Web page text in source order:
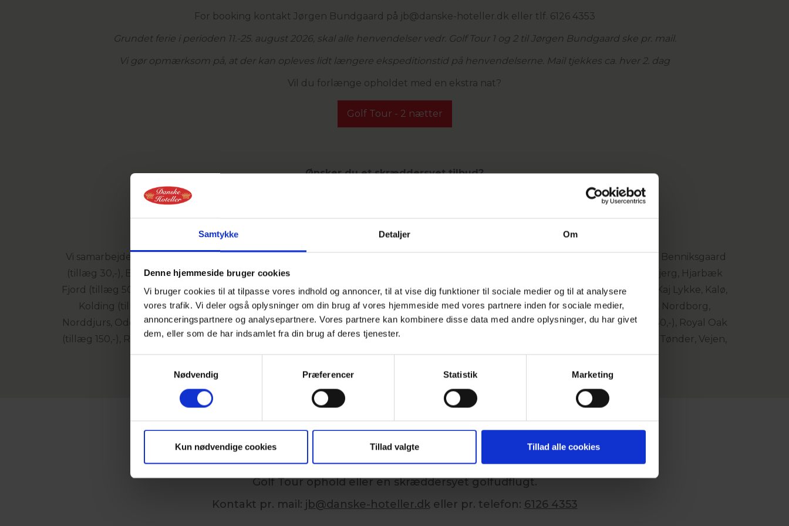
Samtykke Detaljer Om
Denne hjemmeside bruger cookies
Vi bruger cookies til at tilpasse vores indhold og annoncer, til at vise dig funktioner til sociale medier og til at analysere
vores trafik. Vi deler også oplysninger om din brug af vores hjemmeside med vores partnere inden for sociale medier,
annonceringspartnere og analysepartnere. Vores partnere kan kombinere disse data med andre oplysninger, du har givet
dem, eller som de har indsamlet fra din brug af deres tjenester.
Nødvendig
Præferencer Statistik Marketing
Kun nødvendige cookies Tillad valgte Tillad alle cookies
For booking kontakt Jørgen Bundgaard på jb@danske-hoteller.dk eller tlf. 6126 4353
Grundet ferie i perioden 11.-25. august 2026, skal alle henvendelser vedr. Golf Tour 1 og 2 til Jørgen Bundgaard ske pr. mail.
Vi gør opmærksom på, at der kan opleves lidt længere ekspeditionstid på henvendelserne. Mail tjekkes ca. hver 2. dag
Vil du forlænge opholdet med en ekstra nat?
Golf Tour - 2 nætter
Ønsker du et skræddersyet tilbud?
Vi samarbejder med flg. 58 golfklubber: Aabenraa (tillæg 30,-), Aarhus (tillæg 50,-), Aarhus Aadal (tillæg 50,-), Aars, Barløseborg, Benniksgaard
(tillæg 30,-), Brande, Dejbjerg, Ebeltoft, Fredericia, Give, Grenaa, Gyttegård, Haderslev, Hammel, Hedensted, Herning, Himmelbjerg, Hjarbæk
Fjord (tillæg 50,-), Holmsland Klit, Holstebro Storåbanen, Holstebro Skovbanen (tillæg 150,-), Horsens, Ikast, Jelling, Juelsminde, Kaj Lykke, Kalø,
Kolding (tillæg 125,-), Langesø (tillæg 75,-), Lillebælt, Lübker (tillæg 500,-), Lyngbygaard (tillæg 250,-), Markusminde, Midtfyn, Nordborg,
Norddjurs, Odense Blommenslyst Golfklub, Odense Eventyr Golf (tillæg 50,-), Randers (tillæg 50,-), Randers Fjord, Ribe (tillæg 50,-), Royal Oak
(tillæg 150,-), Ry Golf, Silkeborg (tillæg 300,-), Skanderborg, Skive, Stensballegård, Søhøjlandet, Sønderjyske, Tange Sø, Trehøje, Tønder, Vejen,
Vejle (kun hverdage), Vestfyn (tillæg 50,-), Viborg, Åskov.
BOOKING OG KONTAKT
Golf Tour ophold eller en skræddersyet golfudflugt.
Kontakt pr. mail: jb@danske-hoteller.dkeller pr. telefon: 6126 4353